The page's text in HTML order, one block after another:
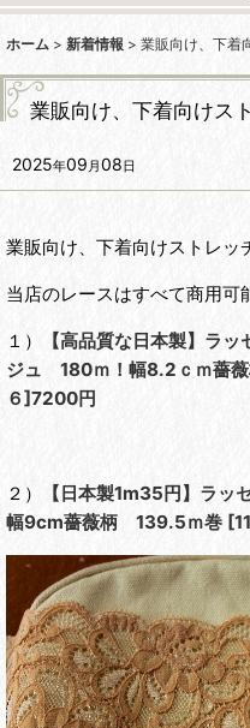
ホーム > 新着情報 > 業販向け、下着
業販向け、下着向けス
2025年09 月08日
業販向け、下着向けストレッ
当店のレースはすべて商用可
１）
【高品質な日本製】ラ
ジュ 180ｍ！幅8.2ｃｍ薔
６]7200円
２）
【日本製1m35円】ラ
幅9cm薔薇柄 139.5ｍ巻 [